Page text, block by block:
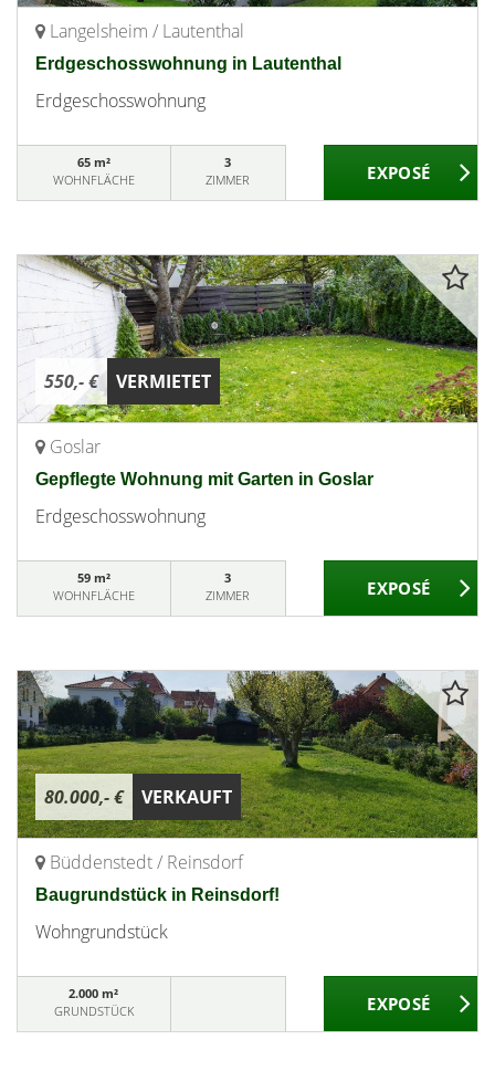
Langelsheim / Lautenthal
Erdgeschosswohnung in Lautenthal
Erdgeschosswohnung
65 m²
WOHNFLÄCHE
3
ZIMMER
550,- € VERMIETET
Goslar
Gepflegte Wohnung mit Garten in Goslar
Erdgeschosswohnung
59 m²
WOHNFLÄCHE
3
ZIMMER
80.000,- € VERKAUFT
Büddenstedt / Reinsdorf
Baugrundstück in Reinsdorf!
Wohngrundstück
2.000 m²
GRUNDSTÜCK